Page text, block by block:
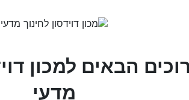
הבאים למכון
מדעי